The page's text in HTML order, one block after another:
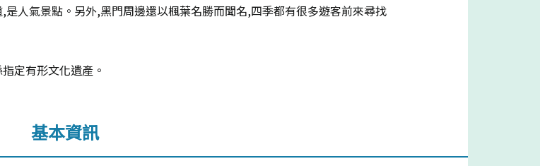
人氣景點。另外,黑門周邊還以楓葉名勝而聞名,四季都有很多遊客前來尋找
定有形文化遺產。
基本資訊